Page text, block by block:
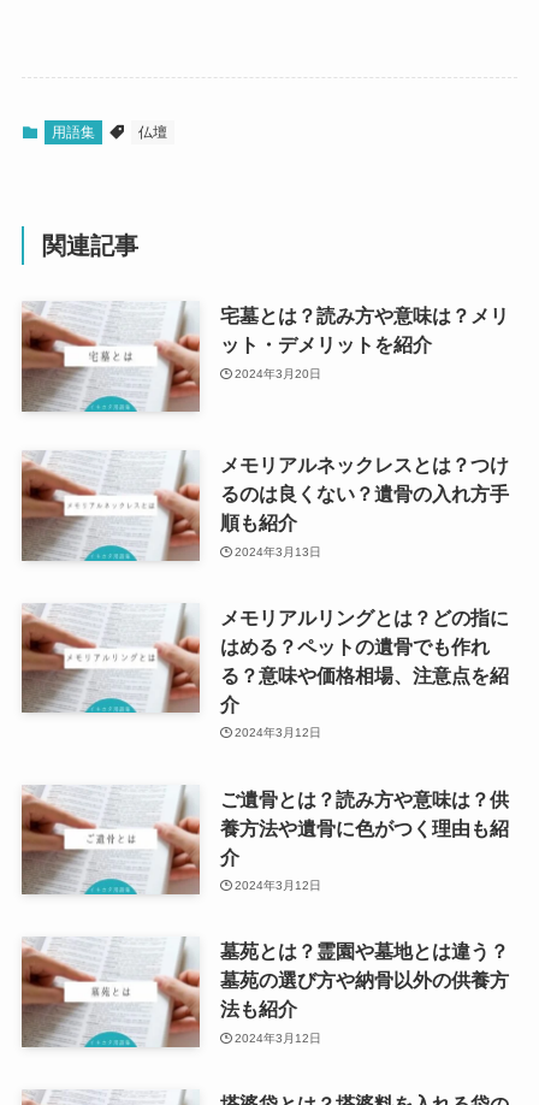
用語集 仏壇
関連記事
宅墓とは？読み方や意味は？メリ
ット・デメリットを紹介
2024年3月20日
メモリアルネックレスとは？つけ
るのは良くない？遺骨の入れ方手
順も紹介
2024年3月13日
メモリアルリングとは？どの指に
はめる？ペットの遺骨でも作れ
る？意味や価格相場、注意点を紹
介
2024年3月12日
ご遺骨とは？読み方や意味は？供
養方法や遺骨に色がつく理由も紹
介
2024年3月12日
墓苑とは？霊園や墓地とは違う？
墓苑の選び方や納骨以外の供養方
法も紹介
2024年3月12日